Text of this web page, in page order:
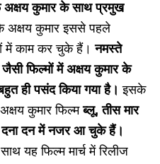
कुमार के साथ प्रमुख
अक्षय कुमार इससे पहले
में काम कर चुके हैं। नमस्ते
फिल्मों में अक्षय कुमार के
ही पसंद किया गया है। इसके
कुमार फिल्मब्लू, तीस मार
दना दन में नजर आ चुके हैं।
यह फिल्म मार्च में रिलीज